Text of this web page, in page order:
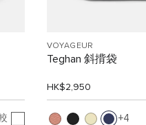
VOYAGEUR
Teghan 斜揹袋
HK$2,950
4